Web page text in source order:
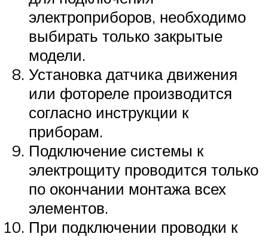
электроприборов, необходимо
выбирать только закрытые
модели.
Установка датчика движения
или фотореле производится
согласно инструкции к
приборам.
Подключение системы к
электрощиту проводится только
по окончании монтажа всех
элементов.
При подключении проводки к